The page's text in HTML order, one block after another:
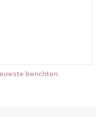
berichten